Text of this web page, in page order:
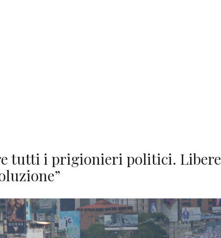
tutti i prigionieri politici. Libere